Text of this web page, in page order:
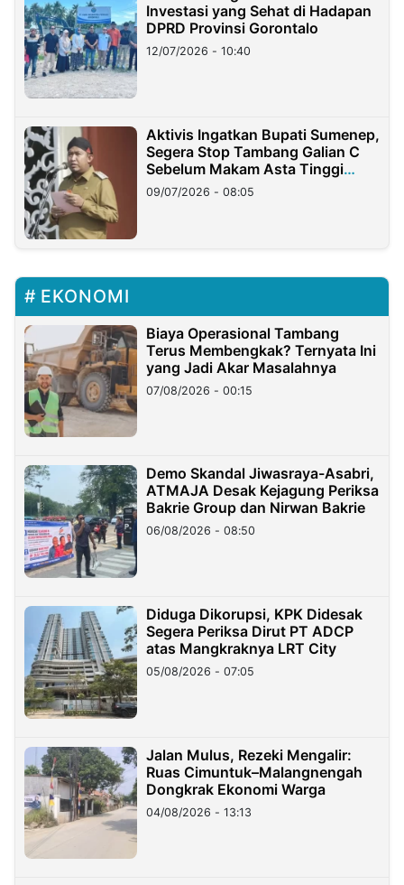
Investasi yang Sehat di Hadapan
DPRD Provinsi Gorontalo
12/07/2026 - 10:40
Aktivis Ingatkan Bupati Sumenep,
Segera Stop Tambang Galian C
Sebelum Makam Asta Tinggi
Longsor
09/07/2026 - 08:05
EKONOMI
Biaya Operasional Tambang
Terus Membengkak? Ternyata Ini
yang Jadi Akar Masalahnya
07/08/2026 - 00:15
Demo Skandal Jiwasraya-Asabri,
ATMAJA Desak Kejagung Periksa
Bakrie Group dan Nirwan Bakrie
06/08/2026 - 08:50
Diduga Dikorupsi, KPK Didesak
Segera Periksa Dirut PT ADCP
atas Mangkraknya LRT City
05/08/2026 - 07:05
Jalan Mulus, Rezeki Mengalir:
Ruas Cimuntuk–Malangnengah
Dongkrak Ekonomi Warga
04/08/2026 - 13:13